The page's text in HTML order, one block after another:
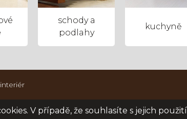
schody a
podlahy
kuchyně
V případě, že souhlasíte s jejich